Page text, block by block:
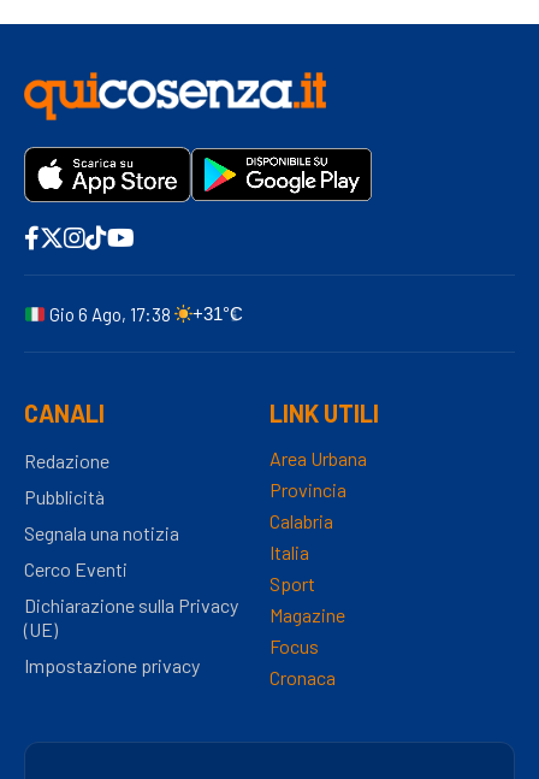
Gio 6 Ago, 17:38 +31°C
CANALI
Redazione
Pubblicità
Segnala una notizia
Cerco Eventi
Dichiarazione sulla Privacy
(UE)
Impostazione privacy
LINK UTILI
Area Urbana
Provincia
Calabria
Italia
Sport
Magazine
Focus
Cronaca